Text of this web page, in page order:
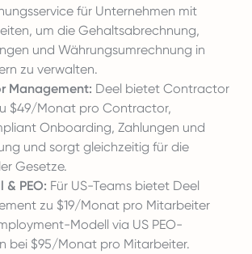
für Unternehmen mit
um die Gehaltsabrechnung,
und Währungsumrechnung in
zu verwalten.
Management: Deel bietet Contractor
$49/Monat pro Contractor,
Onboarding, Zahlungen und
und sorgt gleichzeitig für die
Gesetze.
& PEO: Für US-Teams bietet Deel
zu $19/Monat pro Mitarbeiter
Modell via US PEO-
bei $95/Monat pro Mitarbeiter.